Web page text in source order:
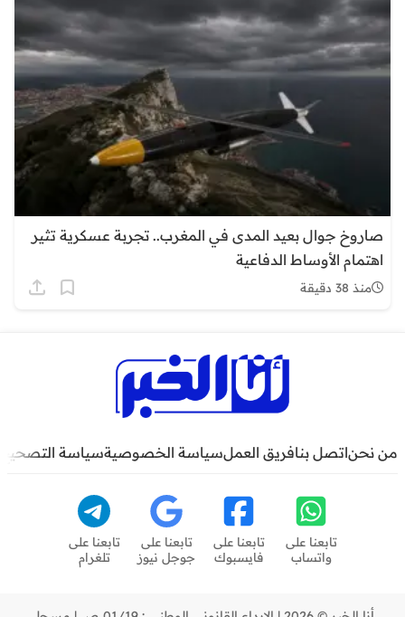
صاروخ جوال بعيد المدى في المغرب.. تجربة عسكرية تثير
اهتمام الأوساط الدفاعية
منذ 38 دقيقة
من نحناتصل بنافريق العملسياسة الخصوصيةسياسة التصحيح
تابعنا على
واتساب
تابعنا على
فايسبوك
تابعنا على
جوجل نيوز
تابعنا على
تلغرام